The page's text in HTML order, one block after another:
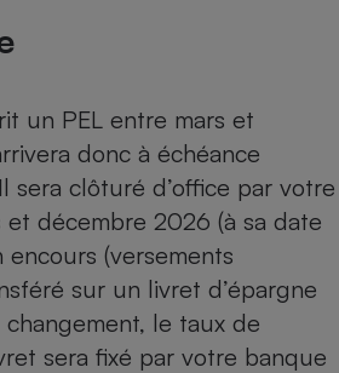
un PEL entre mars et
donc à échéance
sera clôturé d’office par votre
décembre 2026 (à sa date
encours (versements
sur un livret d’épargne
le taux de
sera fixé par votre banque
Climatiseur -
Antivirus
Climatiseur -
Ventilateur